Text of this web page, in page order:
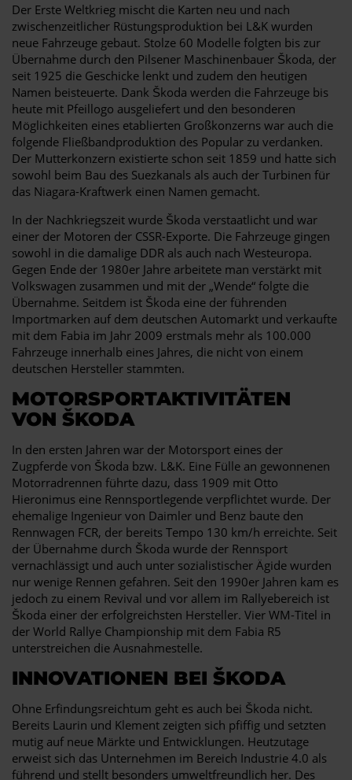
Der Erste Weltkrieg mischt die Karten neu und nach
zwischenzeitlicher Rüstungsproduktion bei L&K wurden
neue Fahrzeuge gebaut. Stolze 60 Modelle folgten bis zur
Übernahme durch den Pilsener Maschinenbauer Škoda, der
seit 1925 die Geschicke lenkt und zudem den heutigen
Namen beisteuerte. Dank Škoda werden die Fahrzeuge bis
heute mit Pfeillogo ausgeliefert und den besonderen
Möglichkeiten eines etablierten Großkonzerns war auch die
folgende Fließbandproduktion des Popular zu verdanken.
Der Mutterkonzern existierte schon seit 1859 und hatte sich
sowohl beim Bau des Suezkanals als auch der Turbinen für
das Niagara-Kraftwerk einen Namen gemacht.
In der Nachkriegszeit wurde Škoda verstaatlicht und war
einer der Motoren der CSSR-Exporte. Die Fahrzeuge gingen
sowohl in die damalige DDR als auch nach Westeuropa.
Gegen Ende der 1980er Jahre arbeitete man verstärkt mit
Volkswagen zusammen und mit der „Wende“ folgte die
Übernahme. Seitdem ist Škoda eine der führenden
Importmarken auf dem deutschen Automarkt und verkaufte
mit dem Fabia im Jahr 2009 erstmals mehr als 100.000
Fahrzeuge innerhalb eines Jahres, die nicht von einem
deutschen Hersteller stammten.
MOTORSPORTAKTIVITÄTEN
VON ŠKODA
In den ersten Jahren war der Motorsport eines der
Zugpferde von Škoda bzw. L&K. Eine Fülle an gewonnenen
Motorradrennen führte dazu, dass 1909 mit Otto
Hieronimus eine Rennsportlegende verpflichtet wurde. Der
ehemalige Ingenieur von Daimler und Benz baute den
Rennwagen FCR, der bereits Tempo 130 km/h erreichte. Seit
der Übernahme durch Škoda wurde der Rennsport
vernachlässigt und auch unter sozialistischer Ägide wurden
nur wenige Rennen gefahren. Seit den 1990er Jahren kam es
jedoch zu einem Revival und vor allem im Rallyebereich ist
Škoda einer der erfolgreichsten Hersteller. Vier WM-Titel in
der World Rallye Championship mit dem Fabia R5
unterstreichen die Ausnahmestelle.
INNOVATIONEN BEI ŠKODA
Ohne Erfindungsreichtum geht es auch bei Škoda nicht.
Bereits Laurin und Klement zeigten sich pfiffig und setzten
mutig auf neue Märkte und Entwicklungen. Heutzutage
erweist sich das Unternehmen im Bereich Industrie 4.0 als
führend und stellt besonders umweltfreundlich her. Des